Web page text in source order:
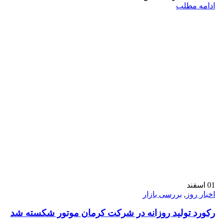
ادامه مطلب
01 اسفند
اخبار روز , بررسی بازار
رکورد تولید روزانه در شرکت کرمان موتور شکسته شد